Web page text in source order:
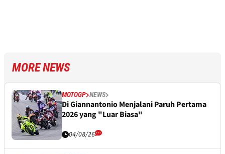
MORE NEWS
MOTOGP NEWS
Di Giannantonio Menjalani Paruh Pertama
2026 yang "Luar Biasa"
04/08/26